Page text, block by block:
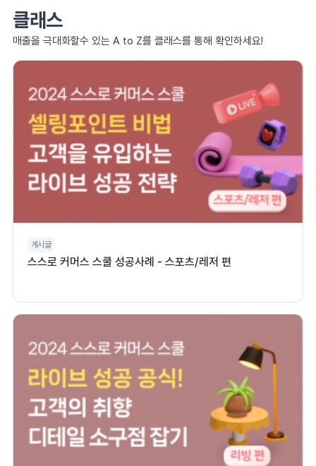
클래스
매출을 극대화할수 있는 A to Z를 클래스를 통해 확인하세요!
게시글
스스로 커머스 스쿨 성공사례 - 스포츠/레저 편